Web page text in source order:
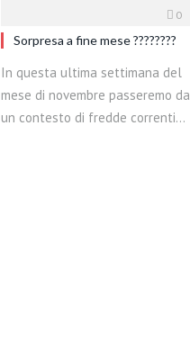
0
Sorpresa a fine mese ????????
In questa ultima settimana del
mese di novembre passeremo da
un contesto di fredde correnti…